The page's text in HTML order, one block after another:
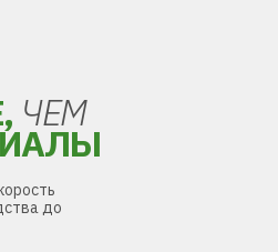
ЧЕМ
до